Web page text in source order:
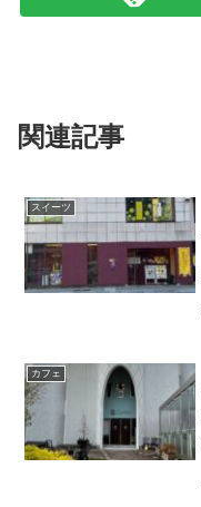
関連記事
スイーツ
カフェ